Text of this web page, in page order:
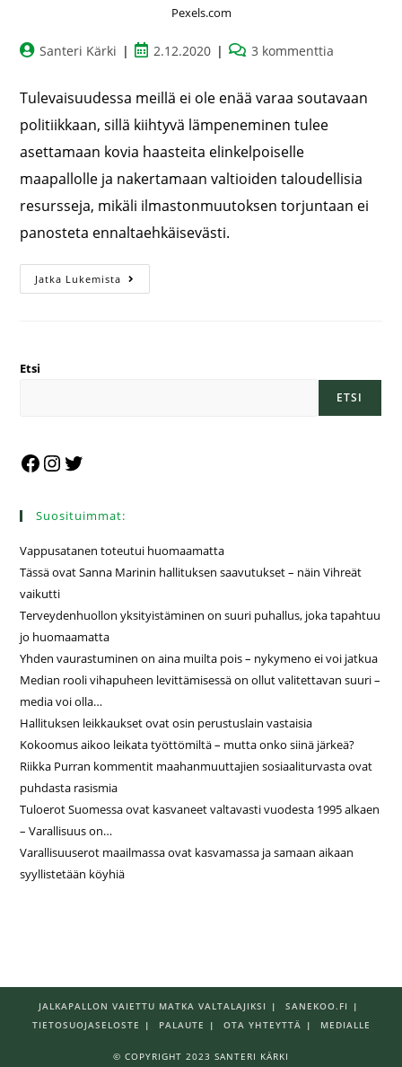
Pexels.com
Santeri Kärki 2.12.2020 3 kommenttia
Tulevaisuudessa meillä ei ole enää varaa soutavaan
politiikkaan, sillä kiihtyvä lämpeneminen tulee
asettamaan kovia haasteita elinkelpoiselle
maapallolle ja nakertamaan valtioiden taloudellisia
resursseja, mikäli ilmastonmuutoksen torjuntaan ei
panosteta ennaltaehkäisevästi.
Jatka Lukemista
Etsi
ETSI
Suosituimmat:
Vappusatanen toteutui huomaamatta
Tässä ovat Sanna Marinin hallituksen saavutukset – näin Vihreät
vaikutti
Terveydenhuollon yksityistäminen on suuri puhallus, joka tapahtuu
jo huomaamatta
Yhden vaurastuminen on aina muilta pois – nykymeno ei voi jatkua
Median rooli vihapuheen levittämisessä on ollut valitettavan suuri –
media voi olla…
Hallituksen leikkaukset ovat osin perustuslain vastaisia
Kokoomus aikoo leikata työttömiltä – mutta onko siinä järkeä?
Riikka Purran kommentit maahanmuuttajien sosiaaliturvasta ovat
puhdasta rasismia
Tuloerot Suomessa ovat kasvaneet valtavasti vuodesta 1995 alkaen
– Varallisuus on…
Varallisuuserot maailmassa ovat kasvamassa ja samaan aikaan
syyllistetään köyhiä
JALKAPALLON VAIETTU MATKA VALTALAJIKSI
SANEKOO.FI
TIETOSUOJASELOSTE
PALAUTE OTA YHTEYTTÄ MEDIALLE
© COPYRIGHT 2023 SANTERI KÄRKI